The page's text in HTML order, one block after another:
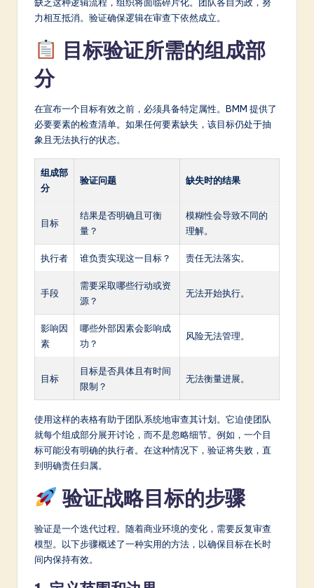
力相互抵消。验证确保逻辑在审查下依然成立。
目标验证所需的组成部
分
在宣布一个目标有效之前，必须具备特定属性。BMM 提供了
必要要素的检查清单。如果任何要素缺失，该目标仍处于抽
象且无法执行的状态。
组成部
分
验证问题 缺失时的结果
目标
结果是否明确且可衡
量？
模糊性会导致不同的
理解。
执行者 谁负责实现这一目标？ 责任无法落实。
手段
需要采取哪些行动或资
源？
无法开始执行。
影响因
素
哪些外部因素会影响成
功？
风险无法管理。
目标
目标是否具体且有时间
限制？
无法衡量进展。
使用这样的表格有助于团队系统地审查其计划。它迫使团队
就每个组成部分展开讨论，而不是忽略细节。例如，一个目
标可能没有明确的执行者。在这种情况下，验证将失败，直
到明确责任归属。
验证战略目标的步骤
验证是一个迭代过程。随着商业环境的变化，需要反复审查
模型。以下步骤概述了一种实用的方法，以确保目标在长时
间内保持有效。